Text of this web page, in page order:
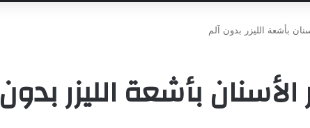
بأشعة الليزر بدون آلم
بأشعة الليزر بدون